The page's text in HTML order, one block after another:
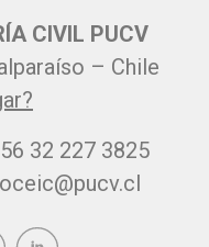
CIVIL PUCV
– Chile
32 227 3825